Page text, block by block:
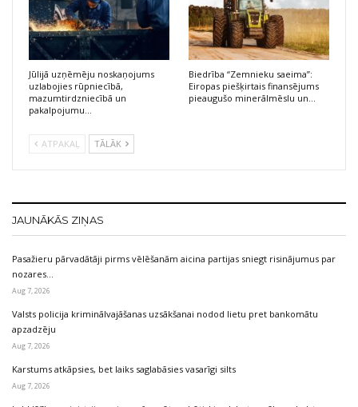
Jūlijā uzņēmēju noskaņojums
uzlabojies rūpniecībā,
mazumtirdzniecībā un
pakalpojumu…
Biedrība “Zemnieku saeima”:
Eiropas piešķirtais finansējums
pieaugušo minerālmēslu un…
ATPAKAĻ TĀLĀK
JAUNĀKĀS ZIŅAS
Pasažieru pārvadātāji pirms vēlēšanām aicina partijas sniegt risinājumus par
nozares…
Aug 7, 2026
Valsts policija kriminālvajāšanas uzsākšanai nodod lietu pret bankomātu
apzadzēju
Aug 7, 2026
Karstums atkāpsies, bet laiks saglabāsies vasarīgi silts
Aug 7, 2026